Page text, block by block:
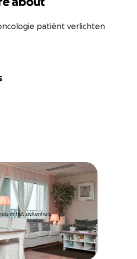
patiënt verlichten